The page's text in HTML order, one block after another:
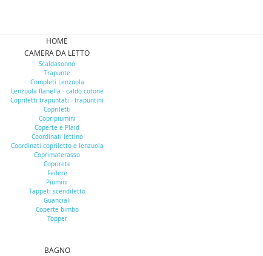
HOME
CAMERA DA LETTO
Scaldasonno
Trapunte
Completi Lenzuola
Lenzuola flanella - caldo cotone
Copriletti trapuntati - trapuntini
Copriletti
Copripiumini
Coperte e Plaid
Coordinati lettino
Coordinati copriletto e lenzuola
Coprimaterasso
Coprirete
Federe
Piumini
Tappeti scendiletto
Guanciali
Coperte bimbo
Topper
BAGNO